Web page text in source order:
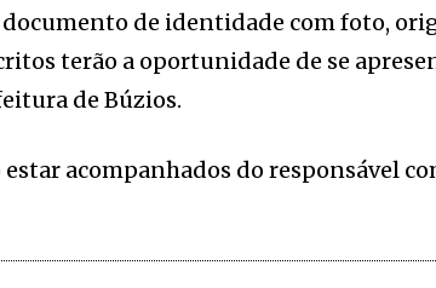
de identidade com foto,
terão a oportunidade de se
de Búzios.
acompanhados do responsável